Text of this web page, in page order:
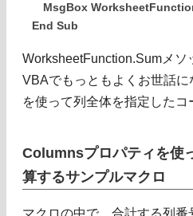
MsgBox
End Sub
WorksheetFunction.Sumメソ
VBAでもっともよくお世話
を使って列全体を指定したコ
Columnsプロパティを使
算するサンプルマクロ
マクロの中で、合計する列